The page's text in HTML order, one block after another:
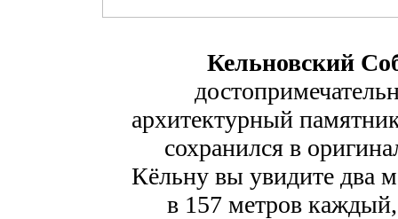
Кельновский
архитектурный
сохранился в
Кёльну вы увидите два
в 157 метров